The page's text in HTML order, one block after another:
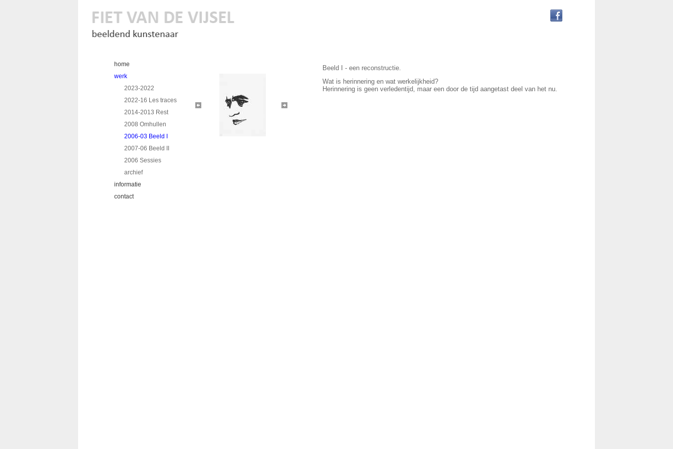
home
werk
2023-2022
2022-16 Les traces
2014-2013 Rest
2008 Omhullen
2006-03 Beeld I
2007-06 Beeld II
2006 Sessies
archief
informatie
contact
Beeld I - een reconstructie.
Wat is herinnering en wat werkelijkheid?
Herinnering is geen verledentijd, maar een door de tijd aangetast deel van het nu.